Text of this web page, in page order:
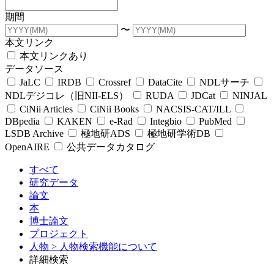
期間
〜
本文リンク
本文リンクあり
データソース
JaLC
IRDB Crossref DataCite
NDLサーチ
NDLデジコレ（旧NII-ELS）
RUDA JDCat
NINJAL
CiNii Articles
CiNii Books
NACSIS-CAT/ILL
DBpedia
KAKEN e-Rad Integbio
PubMed
LSDB Archive
極地研ADS
極地研学術DB
OpenAIRE
公共データカタログ
すべて
研究データ
論文
本
博士論文
プロジェクト
人物 > 人物検索機能について
詳細検索